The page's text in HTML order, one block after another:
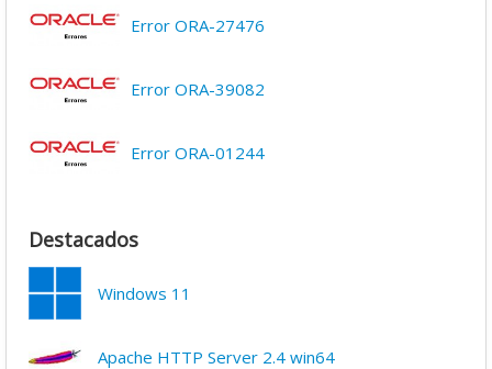
Error ORA-27476
Error ORA-39082
Error ORA-01244
Destacados
Windows 11
Apache HTTP Server 2.4 win64